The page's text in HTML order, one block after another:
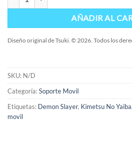
AÑADIR AL
Diseño original de Tsuki. © 2026. Todos los
SKU: N/D
Categoría:Soporte Movil
Etiquetas: Demon Slayer, Kimetsu No Yaiba,
movil